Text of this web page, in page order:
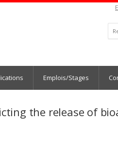
Emplois/Stages
the release of